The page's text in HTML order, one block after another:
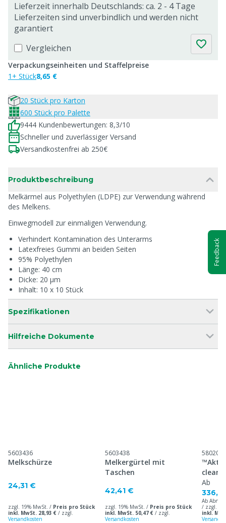
Lieferzeit innerhalb Deutschlands: ca. 2 - 4 Tage
Lieferzeiten sind unverbindlich und werden nicht
garantiert
Vergleichen
Verpackungseinheiten und Staffelpreise
1+ Stück8,65 €
20 Stück pro Karton
600 Stück pro Palette
9444 Kundenbewertungen: 8,3/10
Schneller und zuverlässiger Versand
Versandkostenfrei ab 250€
Produktbeschreibung
Melkärmel aus Polyethylen (LDPE) zur Verwendung während
des Melkens.
Einwegmodell zur einmaligen Verwendung.
Verhindert Kontamination des Unterarms
Latexfreies Gummi an beiden Seiten
95% Polyethylen
Länge: 40 cm
Dicke: 20 μm
Inhalt: 10 x 10 Stück
Spezifikationen
Hilfreiche Dokumente
Ähnliche Produkte
5603436
Melkschürze
24,31 €
zzgl. 19% MwSt. / Preis pro Stück
inkl. MwSt. 28,93 € / zzgl.
Versandkosten
5603438
Melkergürtel mit
Taschen
42,41 €
zzgl. 19% MwSt. / Preis pro Stück
inkl. MwSt. 50,47 € / zzgl.
Versandkosten
5802000
clear-
Weiß
Ab
Ab
/ zzgl.
inkl.
Feedback